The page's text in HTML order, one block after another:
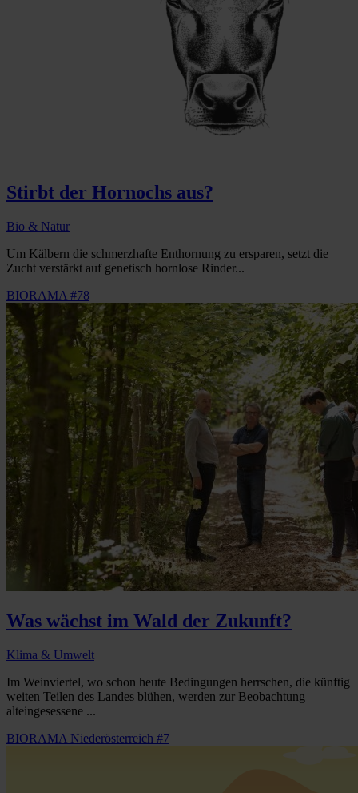
Stirbt der Hornochs aus?
Bio & Natur
Um Kälbern die schmerzhafte Enthornung zu ersparen, setzt die
Zucht verstärkt auf genetisch hornlose Rinder...
BIORAMA #78
Was wächst im Wald der Zukunft?
Klima & Umwelt
Im Weinviertel, wo schon heute Bedingungen herrschen, die künftig
weiten Teilen des Landes blühen, werden zur Beobachtung
alteingesessene ...
BIORAMA Niederösterreich #7